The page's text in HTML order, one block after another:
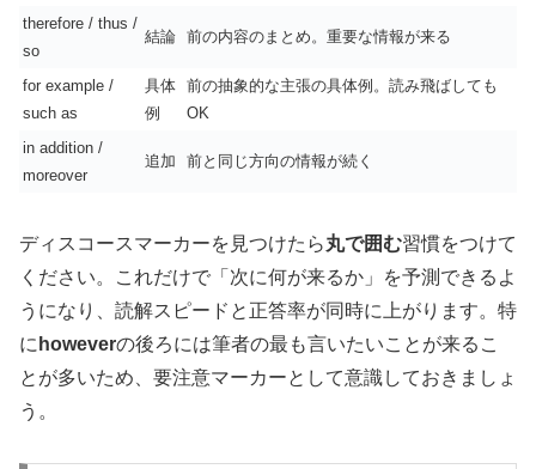
therefore / thus /
so
結論 前の内容のまとめ。重要な情報が来る
for example /
such as
具体
例
前の抽象的な主張の具体例。読み飛ばしても
OK
in addition /
moreover
追加 前と同じ方向の情報が続く
ディスコースマーカーを見つけたら丸で囲む習慣をつけて
ください。これだけで「次に何が来るか」を予測できるよ
うになり、読解スピードと正答率が同時に上がります。特
に howeverの後ろには筆者の最も言いたいことが来るこ
とが多いため、要注意マーカーとして意識しておきましょ
う。